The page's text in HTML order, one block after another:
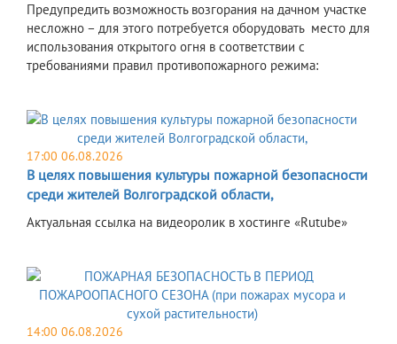
Предупредить возможность возгорания на дачном участке
несложно – для этого потребуется оборудовать место для
использования открытого огня в соответствии с
требованиями правил противопожарного режима:
17:00 06.08.2026
В целях повышения культуры пожарной безопасности
среди жителей Волгоградской области,
Актуальная ссылка на видеоролик в хостинге «Rutube»
14:00 06.08.2026